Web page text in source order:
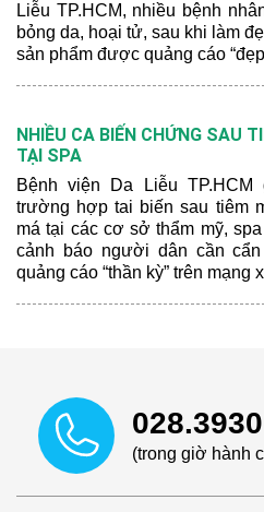
Liễu TP.HCM, nhiều bệnh
bỏng da, hoại tử, sau khi làm
sản phẩm được quảng cáo
NHIỀU CA BIẾN CHỨNG SAU
TẠI SPA
Bệnh viện Da Liễu
trường hợp tai biến sau tiêm
má tại các cơ sở thẩm mỹ,
cảnh báo người dân cần
quảng cáo “thần kỳ” trên mạng
(trong giờ hành